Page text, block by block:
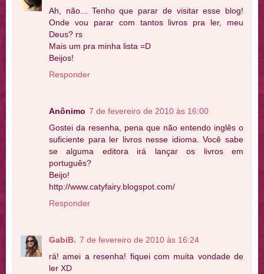
Ah, não... Tenho que parar de visitar esse blog!
Onde vou parar com tantos livros pra ler, meu
Deus? rs
Mais um pra minha lista =D
Beijos!
Responder
Anônimo 7 de fevereiro de 2010 às 16:00
Gostei da resenha, pena que não entendo inglês o
suficiente para ler livros nesse idioma. Você sabe
se alguma editora irá lançar os livros em
português?
Beijo!
http://www.catyfairy.blogspot.com/
Responder
GabiB. 7 de fevereiro de 2010 às 16:24
rá! amei a resenha! fiquei com muita vondade de
ler XD